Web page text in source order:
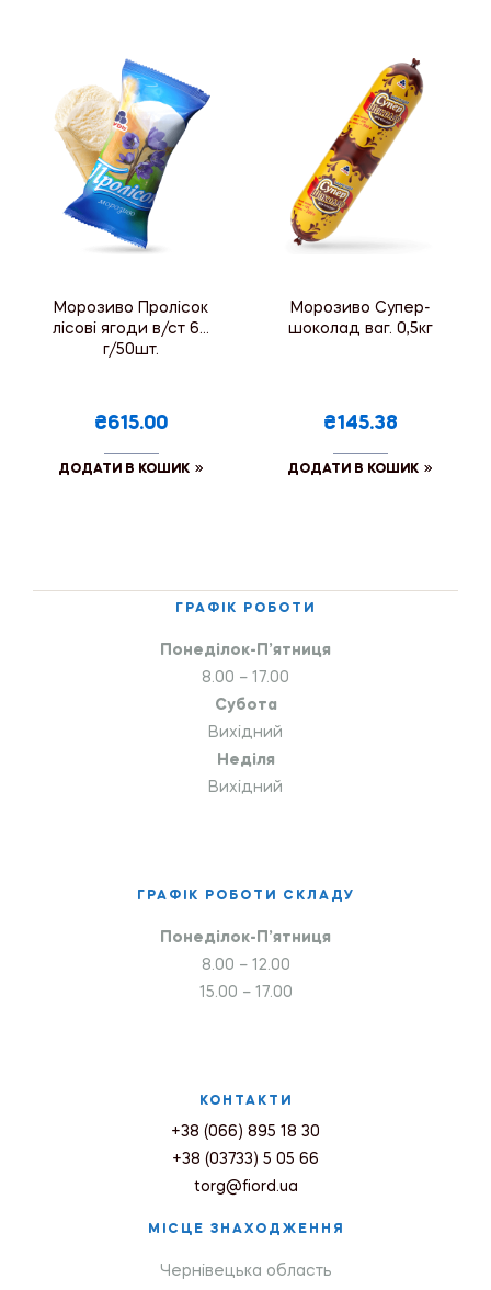
Морозиво Пролісок
лісові ягоди в/ст 60
г/50шт.
₴615.00
ДОДАТИ В КОШИК
Морозиво Супер-
шоколад ваг. 0,5кг
₴145.38
ДОДАТИ В КОШИК
ГРАФІК РОБОТИ
Понеділок-П’ятниця
8.00 – 17.00
Субота
Вихідний
Неділя
Вихідний
ГРАФІК РОБОТИ СКЛАДУ
Понеділок-П’ятниця
8.00 – 12.00
15.00 – 17.00
КОНТАКТИ
+38 (066) 895 18 30
+38 (03733) 5 05 66
torg@fiord.ua
МІСЦЕ ЗНАХОДЖЕННЯ
Чернівецька область